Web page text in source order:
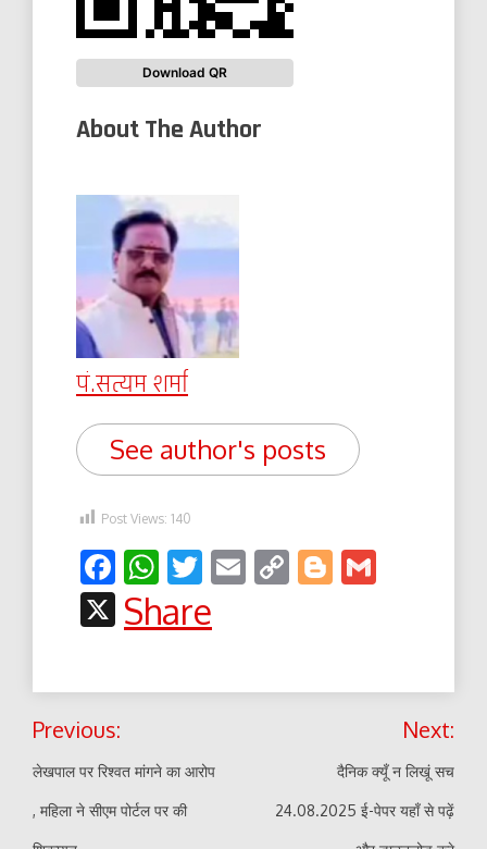
Download QR
About The Author
पं.सत्यम शर्मा
See author's posts
Post Views: 140
Facebook
WhatsApp
Twitter
EmailCopyBlogger
X
Share
Post
navigation
Previous:
लेखपाल पर रिश्वत मांगने का आरोप
, महिला ने सीएम पोर्टल पर की
Next:
दैनिक क्यूँ न लिखूं सच
24.08.2025 ई-पेपर यहाँ से पढ़ें